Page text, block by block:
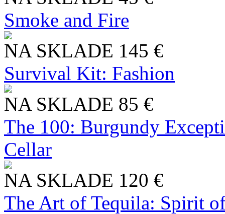
Smoke and Fire
NA SKLADE 145 €
Survival Kit: Fashion
NA SKLADE 85 €
The 100: Burgundy
Cellar
NA SKLADE 120 €
The Art of Tequila: Spirit